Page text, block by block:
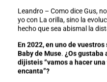
Leandro – Como dice Gus,
yo con La orilla, sino la
hecho que sea abismal la
En 2022, en uno de
Baby de Muse. ¿Os gustaba
dijisteis “vamos a hacer
encanta”?